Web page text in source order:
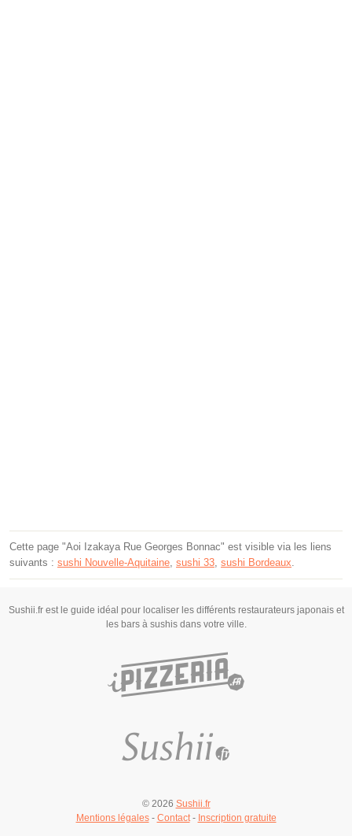
Cette page "Aoi Izakaya Rue Georges Bonnac" est visible via les liens
suivants : sushi Nouvelle-Aquitaine sushi 33 sushi Bordeaux
Sushii.fr est le guide idéal pour localiser les différents restaurateurs japonais et
les bars à sushis dans votre ville.
© 2026 Sushii.fr
Mentions légales- Contact- Inscription gratuite